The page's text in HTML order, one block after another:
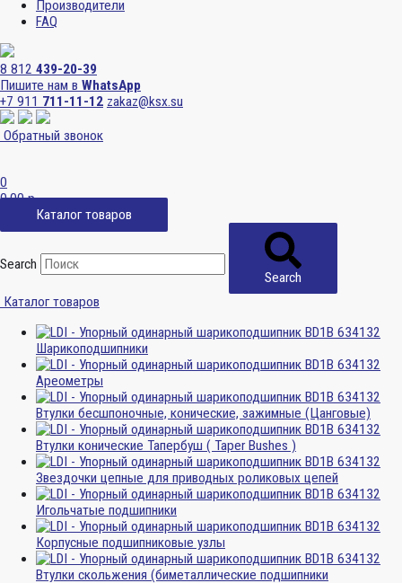
Производители
FAQ
8 812 439-20-39
Пишите нам в WhatsApp
+7 911 711-11-12 zakaz@ksx.su
Обратный звонок
0
0,00р.
Каталог товаров
Search
Search
Каталог товаров
Шарикоподшипники
Ареометры
Втулки бесшпоночные, конические, зажимные (Цанговые)
Втулки конические Тапербуш ( Taper Bushes )
Звездочки цепные для приводных роликовых цепей
Игольчатые подшипники
Корпусные подшипниковые узлы
Втулки скольжения (биметаллические подшипники